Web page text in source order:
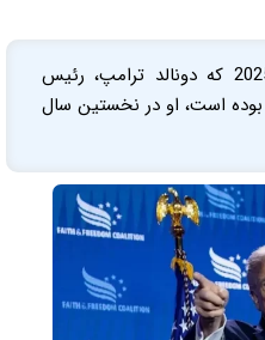
بر اساس گزارش مالی سال 2025 که دونالد ترامپ، رئیس
بوده است، او در نخستین سال